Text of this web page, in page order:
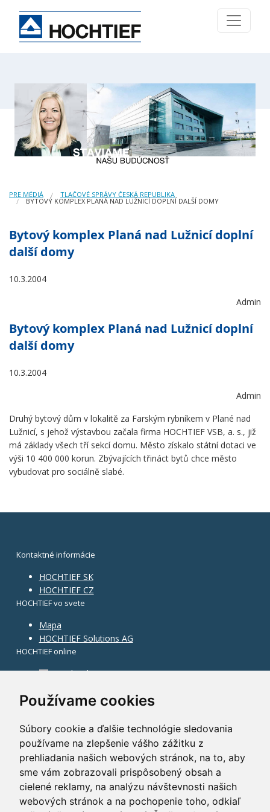
Používame cookies
Súbory cookie a ďalšie technológie sledovania
používame na zlepšenie vášho zážitku z
prehliadania našich webových stránok, na to, aby
sme vám zobrazovali prispôsobený obsah a
cielené reklamy, na analýzu návštevnosti našich
webových stránok a na pochopenie toho, odkiaľ
PRE MÉDIÁ TLAČOVÉ SPRÁVY ČESKÁ REPUBLIKA
BYTOVÝ KOMPLEX PLANÁ NAD LUŽNICÍ DOPLNÍ DALŠÍ DOMY
Bytový komplex Planá nad Lužnicí doplní
další domy
10.3.2004
Admin
Bytový komplex Planá nad Lužnicí doplní
další domy
10.3.2004
Admin
Druhý bytový dům v lokalitě za Farským rybníkem v Plané nad
Lužnicí, s jehož výstavbou začala firma HOCHTIEF VSB, a. s., již
má základy všech tří sekcí domu. Město získalo státní dotaci ve
výši 10 400 000 korun. Zbývajících třináct bytů chce město
vybudovat pro sociálně slabé.
Kontaktné informácie
HOCHTIEF SK
HOCHTIEF CZ
HOCHTIEF vo svete
Mapa
HOCHTIEF Solutions AG
HOCHTIEF online
Facebook